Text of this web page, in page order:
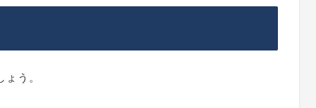
ょう。